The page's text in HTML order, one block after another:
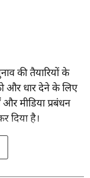
की तैयारियों के
और धार देने के लिए
और मीडिया प्रबंधन
दिया है।